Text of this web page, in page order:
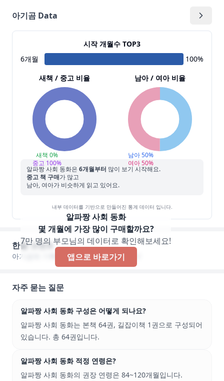
아기곰 Data
시작 개월수 TOP3
6개월 100%
새책 / 중고 비율
새책 0%
중고 100%
남아 / 여아 비율
남아 50%
여아 50%
알파짱 사회 동화은 6개월부터 많이 보기 시작해요.
중고 책 구매가 많고
남아, 여아가 비슷하게 읽고 있어요.
내부 데이터를 기반으로 만들어진 통계 데이터 입니다.
알파짱 사회 동화
몇 개월에 가장 많이 구매할까요?
7만 명의 부모님의 데이터로 확인해보세요!
앱으로 바로가기
한줄 코멘트
아기곰에 기록된 한줄 코멘트가 없습니다!
자주 묻는 질문
알파짱 사회 동화 구성은 어떻게 되나요?
알파짱 사회 동화는 본책 64권, 길잡이책 1권으로 구성되어
있습니다. 총 64권입니다.
알파짱 사회 동화 적정 연령은?
알파짱 사회 동화의 권장 연령은 84~120개월입니다.